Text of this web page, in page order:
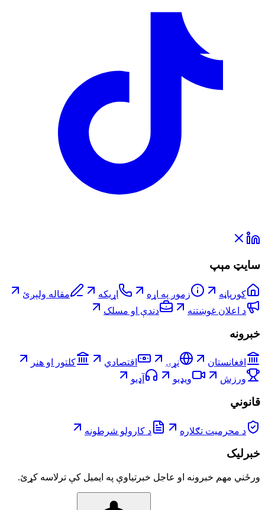
سایټ مېپ
کورپاڼه زموږ په اړه اړیکه
مقاله ولېږئ
د اعلان غوښتنه
دندې او مسلک
خبرونه
افغانستان نړۍ اقتصادي
کلتور او هنر
ورزش
ویډیو آډیو
قانوني
د محرمیت تګلاره د کارولو شرطونه
خبرلیک
ورځني مهم خبرونه او عاجل خبرتیاوې په ایمیل کې ترلاسه کړئ.